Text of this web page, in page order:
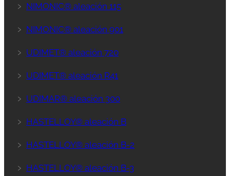
﹥ NIMONIC® aleación 115
﹥ NIMONIC® aleación 901
﹥ UDIMET® aleación 720
﹥ UDIMET® aleación R41
﹥ UDIMAR® aleación 300
﹥ HASTELLOY® aleación B
﹥ HASTELLOY® aleación B-2
﹥ HASTELLOY® aleación B-3